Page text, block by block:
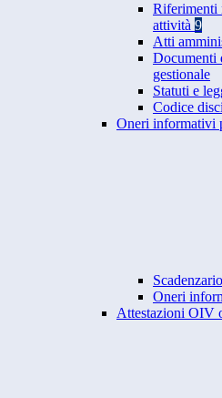
Riferimenti
attività 9
Atti
Documenti
gestionale
Statuti e
Codice
Oneri informativi
Oneri
Attestazioni OIV